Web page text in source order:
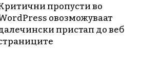
пропусти во
овозможуваат
пристап до веб